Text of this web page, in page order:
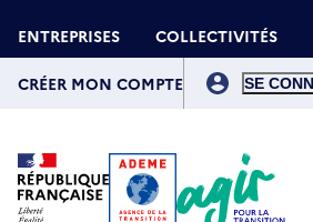
au
contenu
principal
ENTREPRISES COLLECTIVITÉS
compte
CRÉER MON COMPTE